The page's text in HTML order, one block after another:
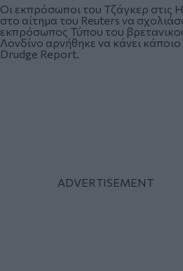
Οι εκπρόσωποι του Τζάγκερ στις
στο αίτημα του Reuters να
εκπρόσωπος Τύπου του
Λονδίνο αρνήθηκε να κάνει
Drudge Report.